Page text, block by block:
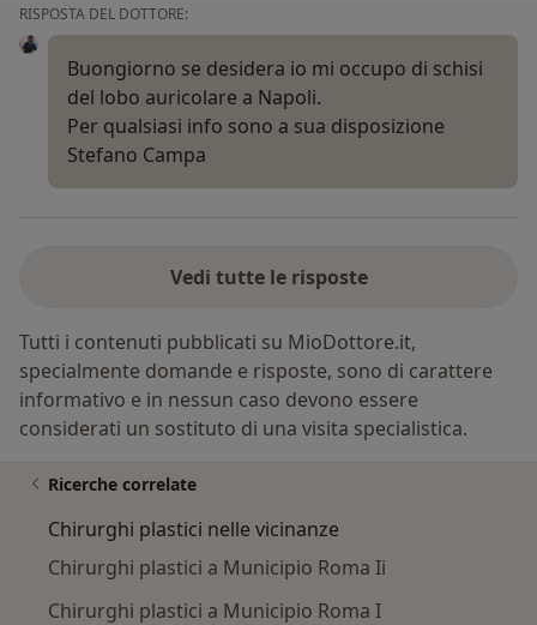
RISPOSTA DEL DOTTORE:
Buongiorno se desidera io mi occupo di schisi
del lobo auricolare a Napoli.
Per qualsiasi info sono a sua disposizione
Stefano Campa
Vedi tutte le risposte
Tutti i contenuti pubblicati su MioDottore.it,
specialmente domande e risposte, sono di carattere
informativo e in nessun caso devono essere
considerati un sostituto di una visita specialistica.
Ricerche correlate
Chirurghi plastici nelle vicinanze
Chirurghi plastici a Municipio Roma Ii
Chirurghi plastici a Municipio Roma I